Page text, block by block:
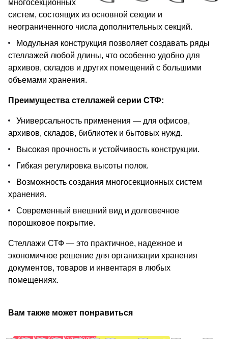
многосекционных
систем, состоящих из основной секции и
неограниченного числа дополнительных секций.
Модульная конструкция позволяет создавать ряды
стеллажей любой длины, что особенно удобно для
архивов, складов и других помещений с большими
объемами хранения.
Преимущества стеллажей серии СТФ:
Универсальность применения — для офисов,
архивов, складов, библиотек и бытовых нужд.
Высокая прочность и устойчивость конструкции.
Гибкая регулировка высоты полок.
Возможность создания многосекционных систем
хранения.
Современный внешний вид и долговечное
порошковое покрытие.
Стеллажи СТФ — это практичное, надежное и
экономичное решение для организации хранения
документов, товаров и инвентаря в любых
помещениях.
Вам также может понравиться